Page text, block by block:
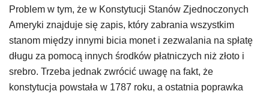
Problem w tym, że w Konstytucji Stanów Zjednoczonych
Ameryki znajduje się zapis, który zabrania wszystkim
stanom między innymi bicia monet i zezwalania na spłatę
długu za pomocą innych środków płatniczych niż złoto i
srebro. Trzeba jednak zwrócić uwagę na fakt, że
konstytucja powstała w 1787 roku, a ostatnia poprawka